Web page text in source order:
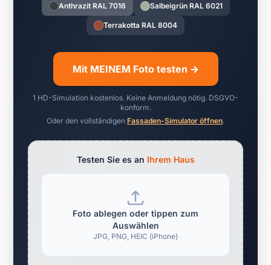
Anthrazit RAL 7016 Salbeigrün RAL 6021
Terrakotta RAL 8004
Mit MEINEM Foto testen →
1 HD-Simulation kostenlos. Keine Anmeldung nötig. DSGVO-
konform.
Oder den vollständigen Fassaden-Simulator öffnen.
Testen Sie es an Ihrem Haus
Foto ablegen oder tippen zum
Auswählen
JPG, PNG, HEIC (iPhone)